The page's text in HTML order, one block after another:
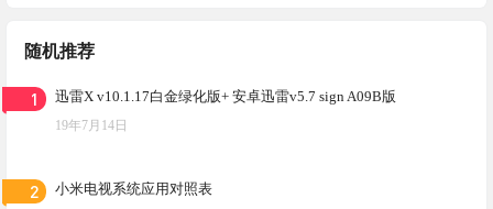
随机推荐
1 迅雷X v10.1.17白金绿化版+ 安卓迅雷v5.7 sign A09B版
19年7月14日
2 小米电视系统应用对照表